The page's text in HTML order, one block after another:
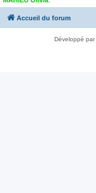
Accueil du forum
Développé par